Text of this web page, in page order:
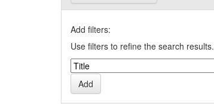
Add filters:
Use filters to refine the search results.